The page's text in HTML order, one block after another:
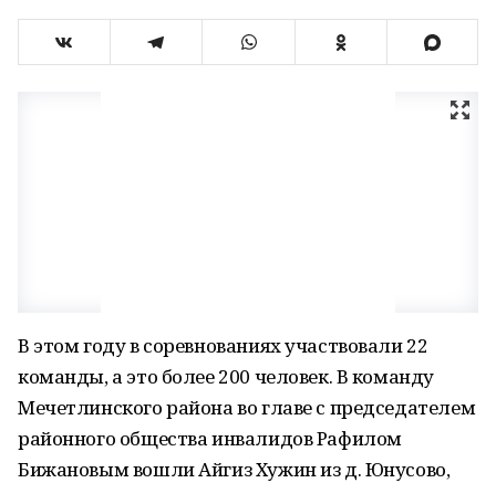
В этом году в соревнованиях участвовали 22
команды, а это более 200 человек. В команду
Мечетлинского района во главе с председателем
районного общества инвалидов Рафилом
Бижановым вошли Айгиз Хужин из д. Юнусово,